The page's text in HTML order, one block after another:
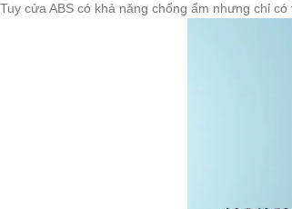
Tuy cửa ABS có khả năng chống ẩm nhưng chỉ